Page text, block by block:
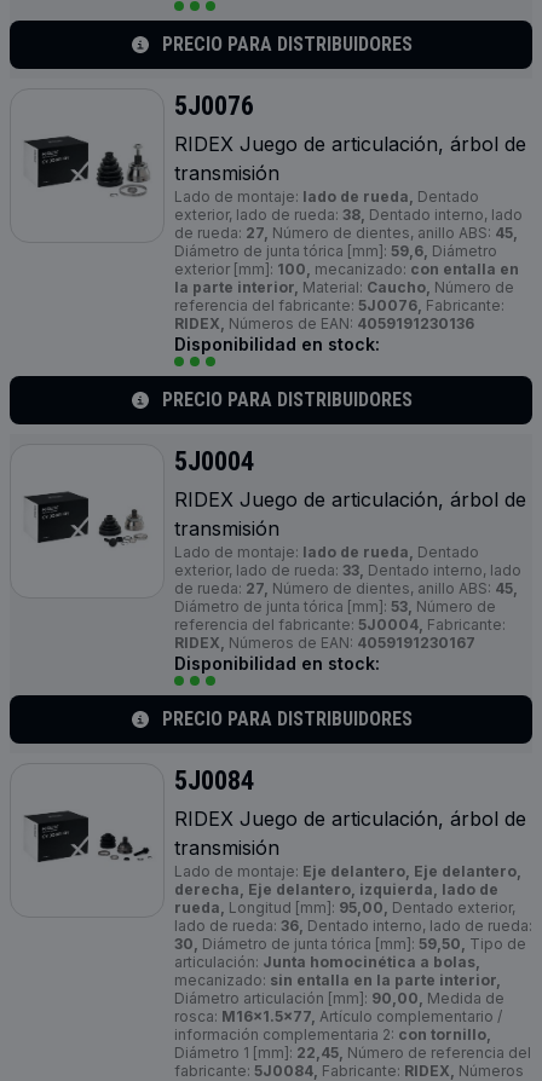
PRECIO PARA DISTRIBUIDORES
5J0076
RIDEX Juego de articulación, árbol de
transmisión
Lado de montaje: lado de rueda, Dentado
exterior, lado de rueda: 38, Dentado interno, lado
de rueda: 27, Número de dientes, anillo ABS: 45,
Diámetro de junta tórica [mm]: 59,6, Diámetro
exterior [mm]: 100, mecanizado: con entalla en
la parte interior, Material: Caucho, Número de
referencia del fabricante: 5J0076, Fabricante:
RIDEX, Números de EAN: 4059191230136
Disponibilidad en stock:
PRECIO PARA DISTRIBUIDORES
5J0004
RIDEX Juego de articulación, árbol de
transmisión
Lado de montaje: lado de rueda, Dentado
exterior, lado de rueda: 33, Dentado interno, lado
de rueda: 27, Número de dientes, anillo ABS: 45,
Diámetro de junta tórica [mm]: 53, Número de
referencia del fabricante: 5J0004, Fabricante:
RIDEX, Números de EAN: 4059191230167
Disponibilidad en stock:
PRECIO PARA DISTRIBUIDORES
5J0084
RIDEX Juego de articulación, árbol de
transmisión
Lado de montaje: Eje delantero, Eje delantero,
derecha, Eje delantero, izquierda, lado de
rueda, Longitud [mm]: 95,00, Dentado exterior,
lado de rueda: 36, Dentado interno, lado de rueda:
30, Diámetro de junta tórica [mm]: 59,50, Tipo de
articulación: Junta homocinética a bolas,
mecanizado: sin entalla en la parte interior,
Diámetro articulación [mm]: 90,00, Medida de
rosca: M16x1.5x77, Artículo complementario /
información complementaria 2: con tornillo,
Diámetro 1 [mm]: 22,45, Número de referencia del
fabricante: 5J0084, Fabricante: RIDEX, Números